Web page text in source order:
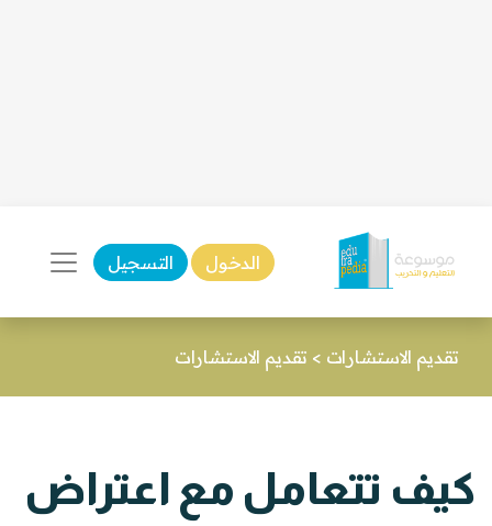
الدخول التسجيل
تقديم الاستشارات > تقديم الاستشارات
كيف تتعامل مع اعتراض